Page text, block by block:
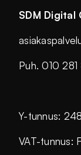
SDM Digital
Puh. 010 281
Y-tunnus:
VAT-tunnus: